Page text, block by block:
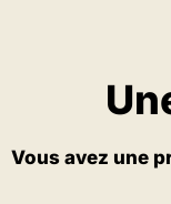
Vous avez une